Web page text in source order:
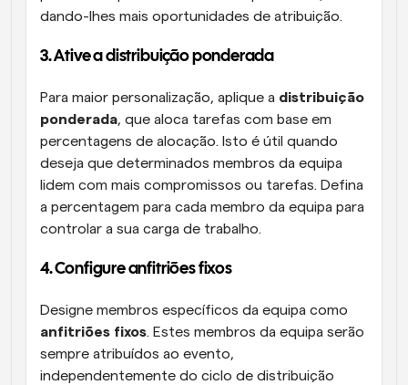
dando-lhes mais oportunidades de atribuição.
3. Ative a distribuição ponderada
Para maior personalização, aplique a distribuição
ponderada, que aloca tarefas com base em
percentagens de alocação. Isto é útil quando
deseja que determinados membros da equipa
lidem com mais compromissos ou tarefas. Defina
a percentagem para cada membro da equipa para
controlar a sua carga de trabalho.
4. Configure anfitriões fixos
anfitriões fixos. Estes membros da equipa serão
sempre atribuídos ao evento,
independentemente do ciclo de distribuição